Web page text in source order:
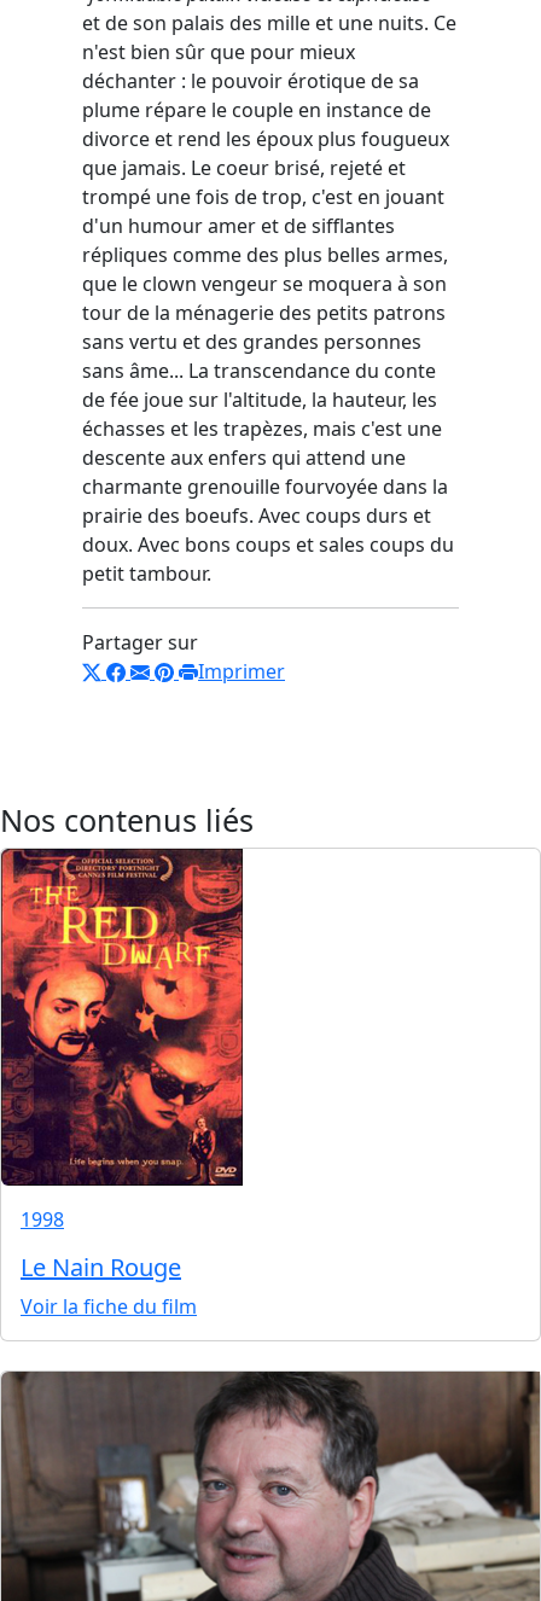
et de son palais des mille et une nuits. Ce
n'est bien sûr que pour mieux
déchanter : le pouvoir érotique de sa
plume répare le couple en instance de
divorce et rend les époux plus fougueux
que jamais. Le coeur brisé, rejeté et
trompé une fois de trop, c'est en jouant
d'un humour amer et de sifflantes
répliques comme des plus belles armes,
que le clown vengeur se moquera à son
tour de la ménagerie des petits patrons
sans vertu et des grandes personnes
sans âme... La transcendance du conte
de fée joue sur l'altitude, la hauteur, les
échasses et les trapèzes, mais c'est une
descente aux enfers qui attend une
charmante grenouille fourvoyée dans la
prairie des boeufs. Avec coups durs et
doux. Avec bons coups et sales coups du
petit tambour.
Partager sur
Imprimer
Nos contenus liés
1998
Le Nain Rouge
Voir la fiche du film